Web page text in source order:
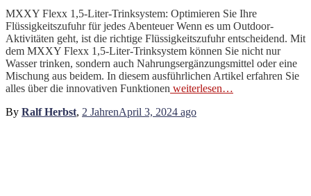
MXXY Flexx 1,5-Liter-Trinksystem: Optimieren Sie Ihre
Flüssigkeitszufuhr für jedes Abenteuer Wenn es um Outdoor-
Aktivitäten geht, ist die richtige Flüssigkeitszufuhr entscheidend. Mit
dem MXXY Flexx 1,5-Liter-Trinksystem können Sie nicht nur
Wasser trinken, sondern auch Nahrungsergänzungsmittel oder eine
Mischung aus beidem. In diesem ausführlichen Artikel erfahren Sie
alles über die innovativen Funktionen weiterlesen…
By Ralf Herbst, 2 JahrenApril 3, 2024 ago